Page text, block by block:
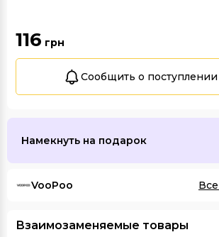
116 грн
Сообщить о поступлении
Намекнуть на подарок
VooPoo
Взаимозаменяемые товары